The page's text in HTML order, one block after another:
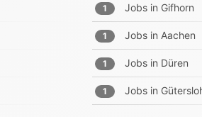
1 Jobs in Gifhorn
1 Jobs in Aachen
1 Jobs in Düren
1 Jobs in